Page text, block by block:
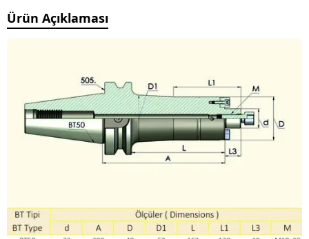
Ürün Açıklaması